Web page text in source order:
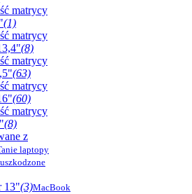
matrycy
(1)
matrycy
(8)
matrycy
(63)
matrycy
(60)
matrycy
(8)
z
laptopy
13"(3)MacBook